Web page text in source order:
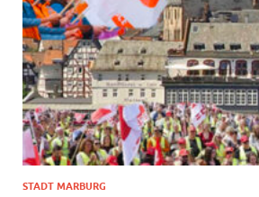
STADT MARBURG